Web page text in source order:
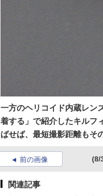
一方のヘリコイド内蔵レン
着する」で紹介したキルフ
ばせば、最短撮影距離もそ
前の画像 (8/
関連記事